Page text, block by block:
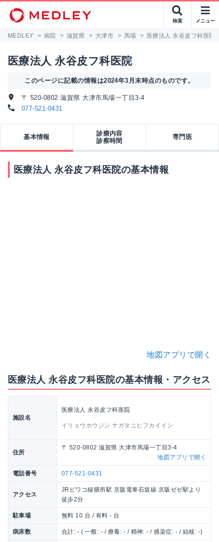
検索 メニュー
MEDLEY > 病院 > 滋賀県 > 大津市 > 馬場 > 医療法人 永谷皮フ科医院
医療法人 永谷皮フ科医院
このページに記載の情報は2024年3月末時点のものです。
〒 520-0802 滋賀県 大津市馬場一丁目3-4
077-521-0431
基本情報
診療内容
診察時間
専門医
医療法人 永谷皮フ科医院の基本情報
地図アプリで開く
医療法人 永谷皮フ科医院の基本情報・アクセス
施設名
医療法人 永谷皮フ科医院
イリョウホウジン ナガタニヒフカイイン
住所
〒 520-0802 滋賀県 大津市馬場一丁目3-4
地図アプリで開く
電話番号 077-521-0431
アクセス
JRビワコ線膳所駅 京阪電車石坂線 京阪ゼゼ駅より
徒歩2分
駐車場 無料 10 台 / 有料 - 台
病床数 合計: - ( 一般: - / 療養: - / 精神: - / 感染症: - / 結核: -)